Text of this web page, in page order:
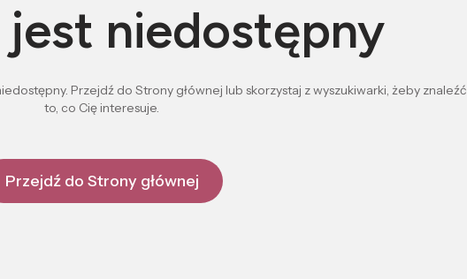
niedostępny
Przejdź do Strony głównej lub skorzystaj z wyszukiwarki, żeby znaleźć
to, co Cię interesuje.
Przejdź do Strony głównej